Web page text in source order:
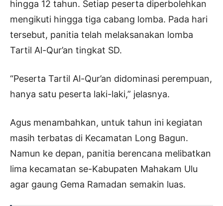
hingga 12 tahun. Setiap peserta diperbolehkan
mengikuti hingga tiga cabang lomba. Pada hari
tersebut, panitia telah melaksanakan lomba
Tartil Al-Qur’an tingkat SD.
“Peserta Tartil Al-Qur’an didominasi perempuan,
hanya satu peserta laki-laki,” jelasnya.
Agus menambahkan, untuk tahun ini kegiatan
masih terbatas di Kecamatan Long Bagun.
Namun ke depan, panitia berencana melibatkan
lima kecamatan se-Kabupaten Mahakam Ulu
agar gaung Gema Ramadan semakin luas.